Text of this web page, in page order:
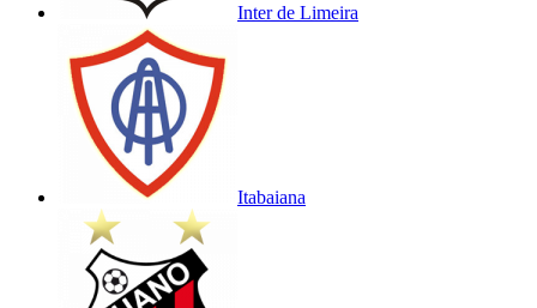
Inter de Limeira
Itabaiana